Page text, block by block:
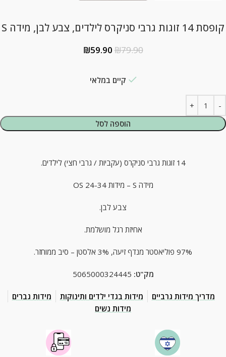
קופסת 14 זוגות גרבי סניקרס לילדים, צבע לבן, מידה S
₪79.90
₪59.90
קיים במלאי
הוספה לסל
14 זוגות גרבי סניקרס (עקביות / גרבי חצי) לילדים.
מידה S – מידות 24-34 OS
צבע לבן.
אחיזת רגל מושלמת.
97% פוליאסטר מנדף זיעה, 3% אלסטן – סיב ממוחזר.
מק"ט: 5065000324445
מדריך מידות גרביים מידות בגדי ילדים ותינוקות
מידות גברים
מידות נשים